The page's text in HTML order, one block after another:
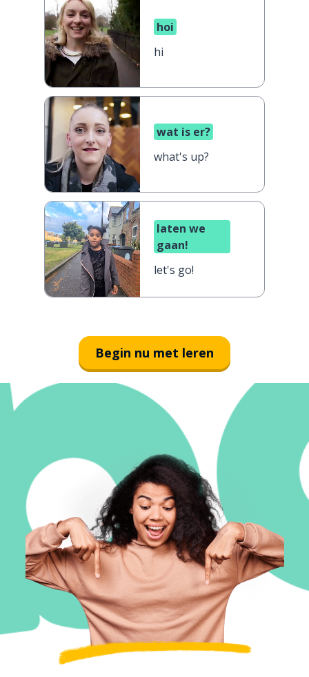
hoi
hi
wat is er?
what's up?
laten we
gaan!
let's go!
Begin nu met leren